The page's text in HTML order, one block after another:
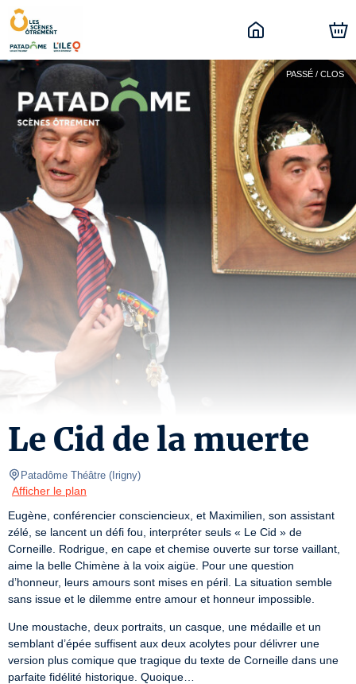
PASSÉ / CLOS
Le Cid de la muerte
Patadôme Théâtre ( Irigny)
Afficher le plan
Eugène, conférencier consciencieux, et Maximilien, son assistant
zélé, se lancent un défi fou, interpréter seuls « Le Cid » de
Corneille. Rodrigue, en cape et chemise ouverte sur torse vaillant,
aime la belle Chimène à la voix aigüe. Pour une question
d’honneur, leurs amours sont mises en péril. La situation semble
sans issue et le dilemme entre amour et honneur impossible.
Une moustache, deux portraits, un casque, une médaille et un
semblant d’épée suffisent aux deux acolytes pour délivrer une
version plus comique que tragique du texte de Corneille dans une
parfaite fidélité historique. Quoique…